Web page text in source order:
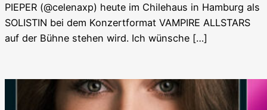
PIEPER (@celenaxp) heute im Chilehaus in Hamburg als
SOLISTIN bei dem Konzertformat VAMPIRE ALLSTARS
auf der Bühne stehen wird. Ich wünsche […]